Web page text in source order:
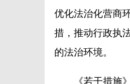
优化法治化营商
措，推动行政执
的法治环境。
《若干措施》